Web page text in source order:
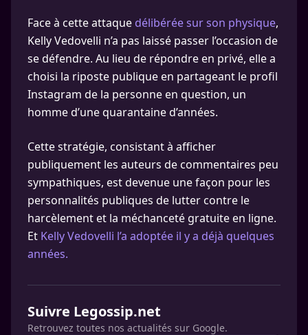
Face à cette attaque délibérée sur son physique,
Kelly Vedovelli n’a pas laissé passer l’occasion de
se défendre. Au lieu de répondre en privé, elle a
choisi la riposte publique en partageant le profil
Instagram de la personne en question, un
homme d’une quarantaine d’années.
Cette stratégie, consistant à afficher
publiquement les auteurs de commentaires peu
sympathiques, est devenue une façon pour les
personnalités publiques de lutter contre le
harcèlement et la méchanceté gratuite en ligne.
Et Kelly Vedovelli l’a adoptée il y a déjà quelques
années.
Suivre Legossip.net
Retrouvez toutes nos actualités sur Google.